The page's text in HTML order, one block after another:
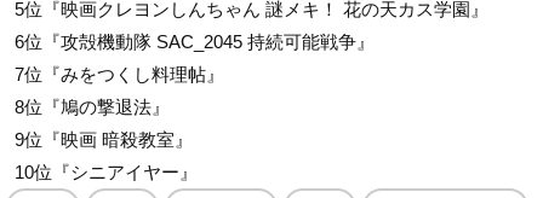
5位『映画クレヨンしんちゃん 謎メキ！ 花の天カス学園』
6位『攻殻機動隊 SAC_2045 持続可能戦争』
7位『みをつくし料理帖』
8位『鳩の撃退法』
9位『映画 暗殺教室』
10位『シニアイヤー』